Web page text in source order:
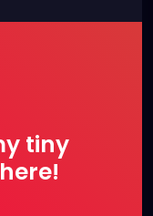
tiny